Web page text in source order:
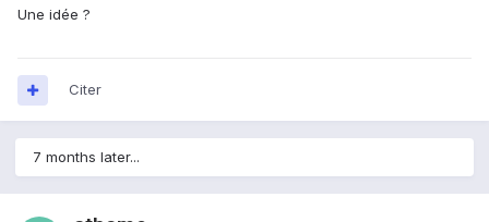
Une idée ?
Citer
7 months later...